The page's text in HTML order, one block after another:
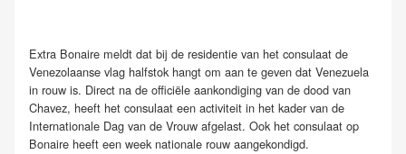
Extra Bonaire meldt dat bij de residentie van het consulaat de
Venezolaanse vlag halfstok hangt om aan te geven dat Venezuela
in rouw is. Direct na de officiële aankondiging van de dood van
Chavez, heeft het consulaat een activiteit in het kader van de
Internationale Dag van de Vrouw afgelast. Ook het consulaat op
Bonaire heeft een week nationale rouw aangekondigd.